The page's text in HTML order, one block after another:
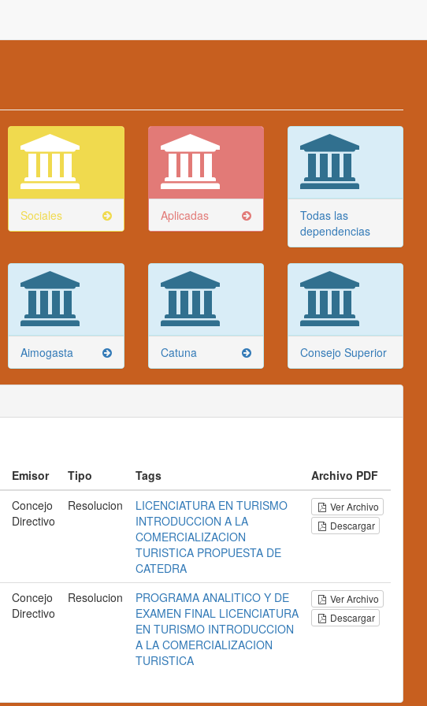
Sociales Aplicadas
Todas las
dependencias
Aimogasta Catuna Consejo Superior
Emisor Tipo Tags
Archivo PDF
Concejo
Directivo
Resolucion
LICENCIATURA EN TURISMO
INTRODUCCION A LA
COMERCIALIZACION
TURISTICA PROPUESTA DE
CATEDRA
Ver Archivo
Descargar
Concejo
Directivo
Resolucion
PROGRAMA ANALITICO Y DE
EXAMEN FINAL LICENCIATURA
EN TURISMO INTRODUCCION
A LA COMERCIALIZACION
TURISTICA
Ver Archivo
Descargar